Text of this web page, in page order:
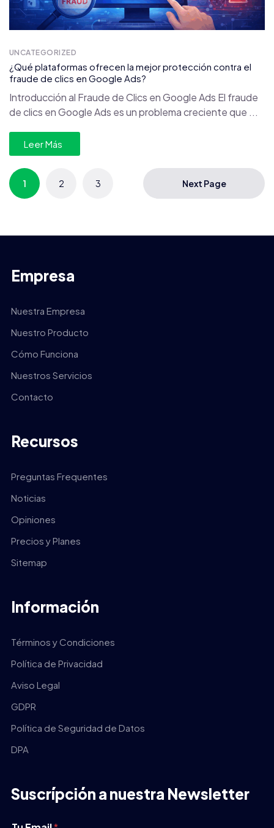
UNCATEGORIZED
¿Qué plataformas ofrecen la mejor protección contra el
fraude de clics en Google Ads?
Introducción al Fraude de Clics en Google Ads El fraude
de clics en Google Ads es un problema creciente que ...
Leer Más
1 2 3 Next Page
Empresa
Nuestra Empresa
Nuestro Producto
Cómo Funciona
Nuestros Servicios
Contacto
Recursos
Preguntas Frequentes
Noticias
Opiniones
Precios y Planes
Sitemap
Información
Términos y Condiciones
Política de Privacidad
Aviso Legal
GDPR
Política de Seguridad de Datos
DPA
Suscrípción a nuestra Newsletter